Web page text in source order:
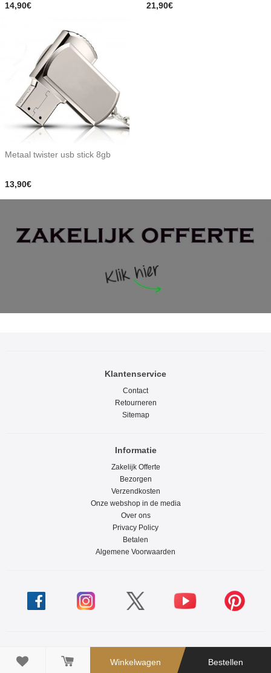
 Winkelwagen Bestellen
14,90€
21,90€
Metaal twister usb stick 8gb
13,90€
Klantenservice
Contact
Retourneren
Sitemap
Informatie
Zakelijk Offerte
Bezorgen
Verzendkosten
Onze webshop in de media
Over ons
Privacy Policy
Betalen
Algemene Voorwaarden